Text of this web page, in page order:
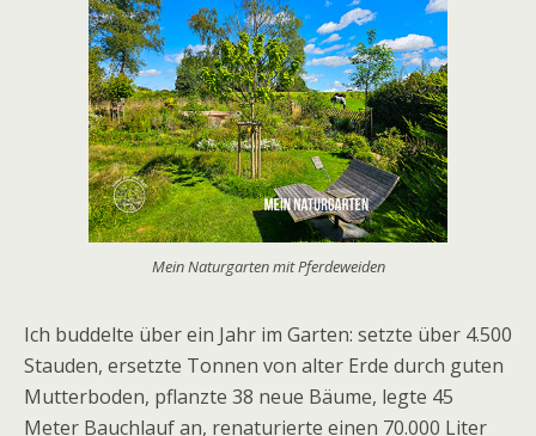
Mein Naturgarten mit Pferdeweiden
Ich buddelte über ein Jahr im Garten: setzte über 4.500
Stauden, ersetzte Tonnen von alter Erde durch guten
Mutterboden, pflanzte 38 neue Bäume, legte 45
Meter Bauchlauf an, renaturierte einen 70.000 Liter